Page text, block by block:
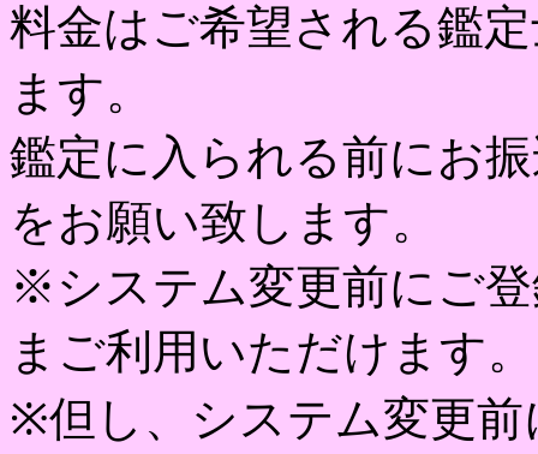
料金はご希望される鑑
ます。
鑑定に入られる前にお
をお願い致します。
※システム変更前にご
まご利用いただけます。
※但し、システム変更